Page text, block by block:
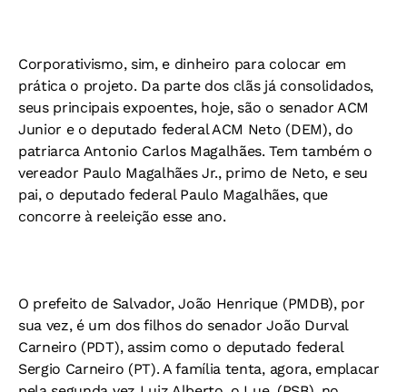
Corporativismo, sim, e dinheiro para colocar em
prática o projeto. Da parte dos clãs já consolidados,
seus principais expoentes, hoje, são o senador ACM
Junior e o deputado federal ACM Neto (DEM), do
patriarca Antonio Carlos Magalhães. Tem também o
vereador Paulo Magalhães Jr., primo de Neto, e seu
pai, o deputado federal Paulo Magalhães, que
concorre à reeleição esse ano.
O prefeito de Salvador, João Henrique (PMDB), por
sua vez, é um dos filhos do senador João Durval
Carneiro (PDT), assim como o deputado federal
Sergio Carneiro (PT). A família tenta, agora, emplacar